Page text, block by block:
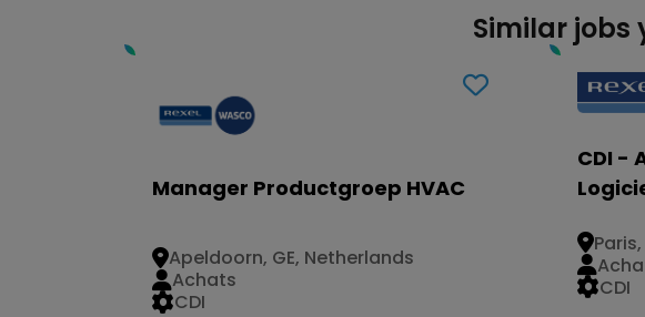
Similar jobs
Manager Productgroep HVAC
Apeldoorn, GE, Netherlands
CDI
Achats
CDI -
CDI